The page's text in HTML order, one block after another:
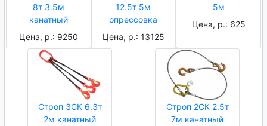
8т 3.5м
канатный
Цена, р.: 9250
12.5т 5м
опрессовка
Цена, р.: 13125
5м
Цена, р.: 625
Строп 3СК 6.3т
2м канатный
Строп 2СК 2.5т
7м канатный